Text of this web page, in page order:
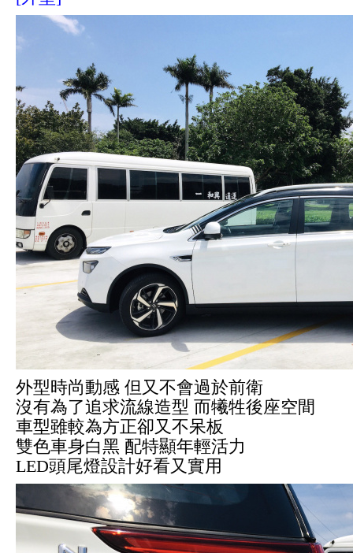
外型時尚動感 但又不會過於前衛
沒有為了追求流線造型 而犧牲後座空間
車型雖較為方正卻又不呆板
雙色車身白黑 配特顯年輕活力
LED頭尾燈設計好看又實用